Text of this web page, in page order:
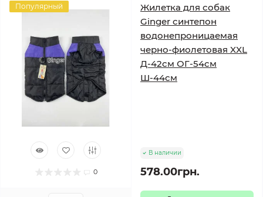
Популярный
0
Жилетка для собак
Ginger синтепон
водонепроницаемая
черно-фиолетовая XXL
Д-42см ОГ-54см
Ш-44см
В наличии
578.00грн.